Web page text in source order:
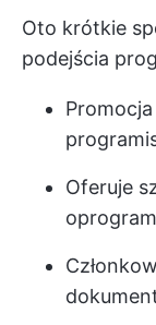
Oto krótkie
podejścia
Oferuje